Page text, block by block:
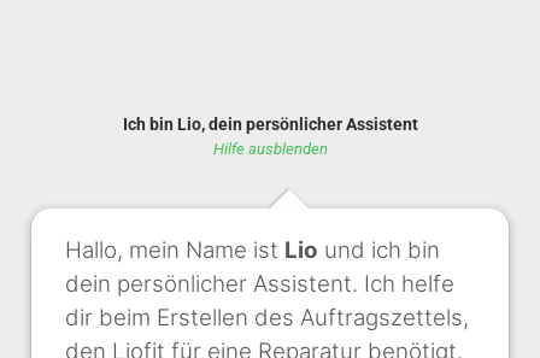
Ich bin Lio, dein persönlicher Assistent
Hilfe ausblenden
Hallo, mein Name ist Lio und ich bin
dein persönlicher Assistent. Ich helfe
dir beim Erstellen des Auftragszettels,
den Liofit für eine Reparatur benötigt.